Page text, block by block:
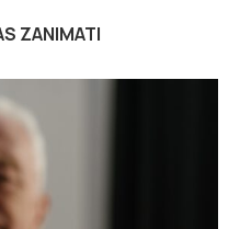
ZANIMATI